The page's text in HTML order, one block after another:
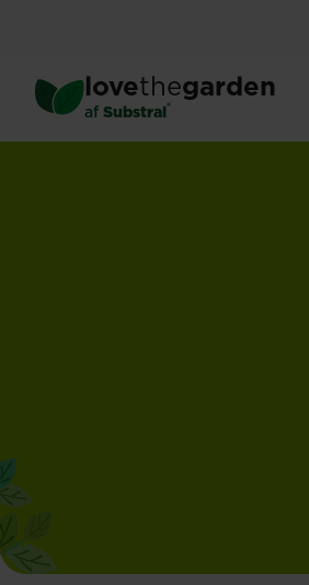
lovethegarden
af Substral®